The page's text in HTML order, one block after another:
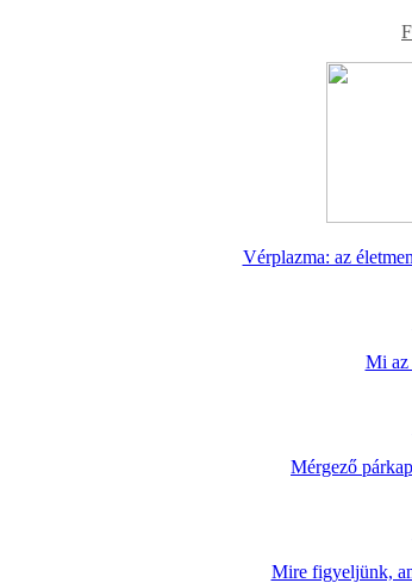
Vérplazma: az
Mi az
Mérgező
Mire figyeljünk,